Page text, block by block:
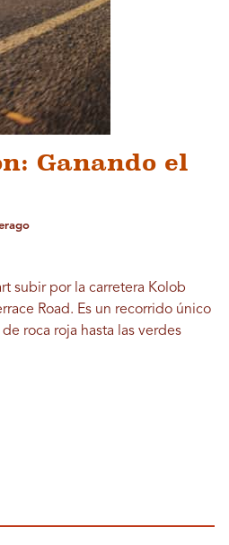
Ganando el
subir por la carretera Kolob
Road. Es un recorrido único
roca roja hasta las verdes